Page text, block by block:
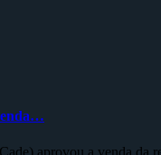
aprovou a venda da